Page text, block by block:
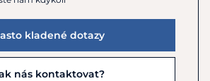
kladené dotazy
nás kontaktovat?